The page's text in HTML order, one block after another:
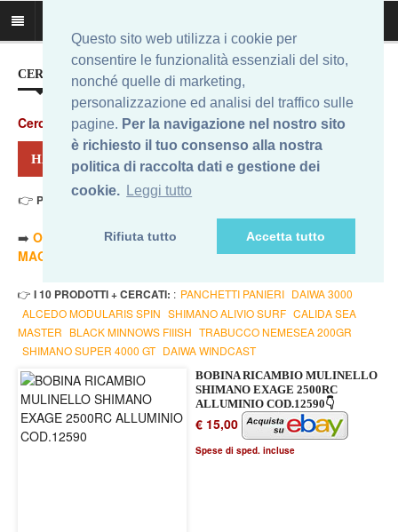
Questo sito web utilizza i cookie per
consentire le funzionalità essenziali del sito,
nonché quelle di marketing,
personalizzazione ed analisi del traffico sulle
pagine. Per la navigazione nel nostro sito
è richiesto il tuo consenso alla nostra
politica di raccolta dati e gestione dei
cookie. Leggi tutto
Rifiuta tutto Accetta tutto
CERCA IL MIGLIOR PREZZO...
Cerca
HAI CERCATO: EXAGE SHIMANO RC 2500
👉 Prezzo Min. 15,00 Eur - Prezzo Max 26,37 Eur
➡️ ORDINA PER PREZZO MINORE
ORDINA PER PREZZO
MAGGIORE
- 🔥TUTTI
👉 I 10 PRODOTTI + CERCATI: : PANCHETTI PANIERI DAIWA 3000
ALCEDO MODULARIS SPIN SHIMANO ALIVIO SURF CALIDA SEA
MASTER BLACK MINNOWS FIIISH TRABUCCO NEMESEA 200GR
SHIMANO SUPER 4000 GT DAIWA WINDCAST
BOBINA RICAMBIO MULINELLO
SHIMANO EXAGE 2500RC
ALLUMINIO COD.12590👇
€ 15,00
Spese di sped. incluse